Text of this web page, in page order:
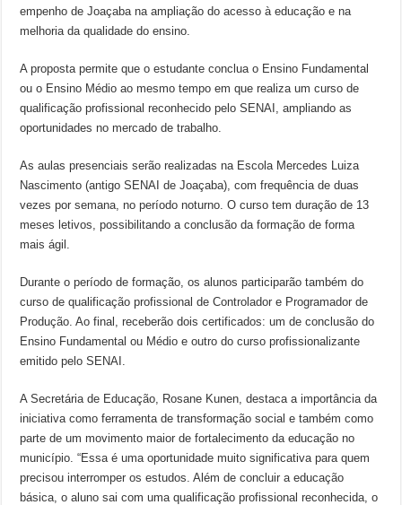
empenho de Joaçaba na ampliação do acesso à educação e na
melhoria da qualidade do ensino.
A proposta permite que o estudante conclua o Ensino Fundamental
ou o Ensino Médio ao mesmo tempo em que realiza um curso de
qualificação profissional reconhecido pelo SENAI, ampliando as
oportunidades no mercado de trabalho.
As aulas presenciais serão realizadas na Escola Mercedes Luiza
Nascimento (antigo SENAI de Joaçaba), com frequência de duas
vezes por semana, no período noturno. O curso tem duração de 13
meses letivos, possibilitando a conclusão da formação de forma
mais ágil.
Durante o período de formação, os alunos participarão também do
curso de qualificação profissional de Controlador e Programador de
Produção. Ao final, receberão dois certificados: um de conclusão do
Ensino Fundamental ou Médio e outro do curso profissionalizante
emitido pelo SENAI.
A Secretária de Educação, Rosane Kunen, destaca a importância da
iniciativa como ferramenta de transformação social e também como
parte de um movimento maior de fortalecimento da educação no
município. “Essa é uma oportunidade muito significativa para quem
precisou interromper os estudos. Além de concluir a educação
básica, o aluno sai com uma qualificação profissional reconhecida, o